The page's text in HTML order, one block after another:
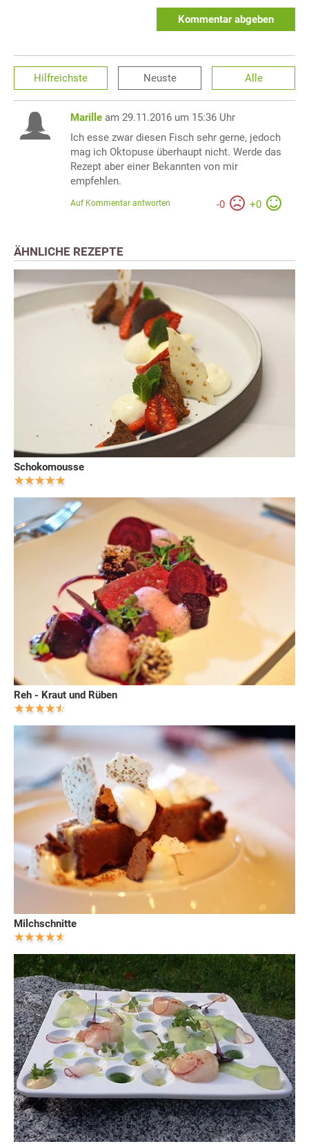
Kommentar abgeben
Hilfreichste Neuste Alle
Marille am 29.11.2016 um 15:36 Uhr
Ich esse zwar diesen Fisch sehr gerne, jedoch
mag ich Oktopuse überhaupt nicht. Werde das
Rezept aber einer Bekannten von mir
empfehlen.
-0 +0
Auf Kommentar antworten
ÄHNLICHE REZEPTE
Schokomousse
Reh - Kraut und Rüben
Milchschnitte